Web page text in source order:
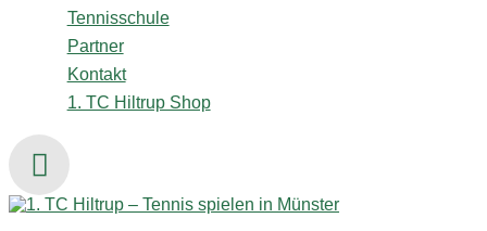
Tennisschule
Partner
Kontakt
1. TC Hiltrup Shop